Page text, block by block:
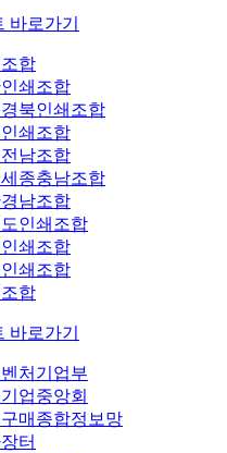
바로가기
합
쇄조합
북인쇄조합
쇄조합
남조합
종충남조합
남조합
인쇄조합
쇄조합
쇄조합
합
바로가기
처기업부
업중앙회
매종합정보망
터